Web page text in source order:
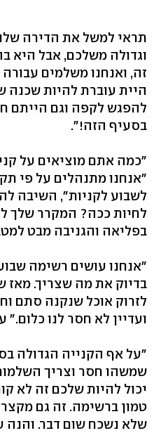
תראי למשל את הדירה
וגדולה משלכם, אבל היא
היית עוברת להיות שכנה
בסעיף הזה!".
"כמה אתם מוציאים על
לשבוע לקניות", השיבה
לחיות ככה? המקרר שלך
בפליאה והגניבה מבט
"אנחנו עושים רשימה
בדיוק את מה שצריך. מאז
לזרוק אוכל שנקנה סתם
ועדיין לא חסר לנו כלום."
"על אף הקנייה הגדולה
שמשהו חסר וצריך
יכול להיות שלכם זה לא
טמון ברשימה. זה גם